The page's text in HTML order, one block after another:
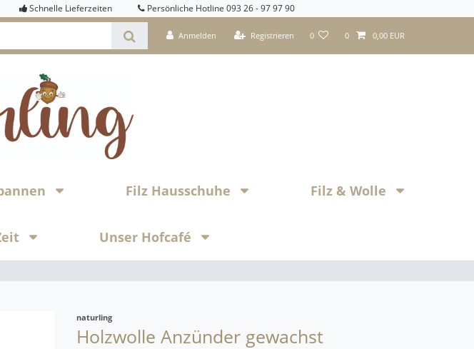
Schnelle Lieferzeiten Persönliche Hotline 093 26 - 97 97 90
Anmelden Registrieren 0 0 0,00 EUR
Filz Hausschuhe Filz & Wolle
Unser Hofcafé
naturling
Holzwolle Anzünder gewachst